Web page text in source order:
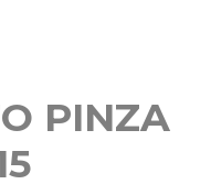
PINZA